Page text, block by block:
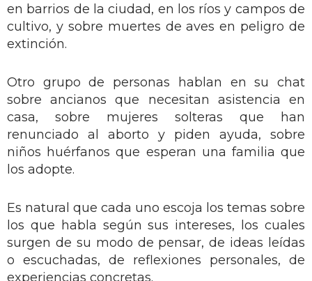
en barrios de la ciudad, en los ríos y campos de
cultivo, y sobre muertes de aves en peligro de
extinción.
Otro grupo de personas hablan en su chat
sobre ancianos que necesitan asistencia en
casa, sobre mujeres solteras que han
renunciado al aborto y piden ayuda, sobre
niños huérfanos que esperan una familia que
los adopte.
Es natural que cada uno escoja los temas sobre
los que habla según sus intereses, los cuales
surgen de su modo de pensar, de ideas leídas
o escuchadas, de reflexiones personales, de
experiencias concretas.